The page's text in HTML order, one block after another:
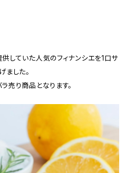
していた人気のフィナンシエを1口サ
ました。
売り商品となります。